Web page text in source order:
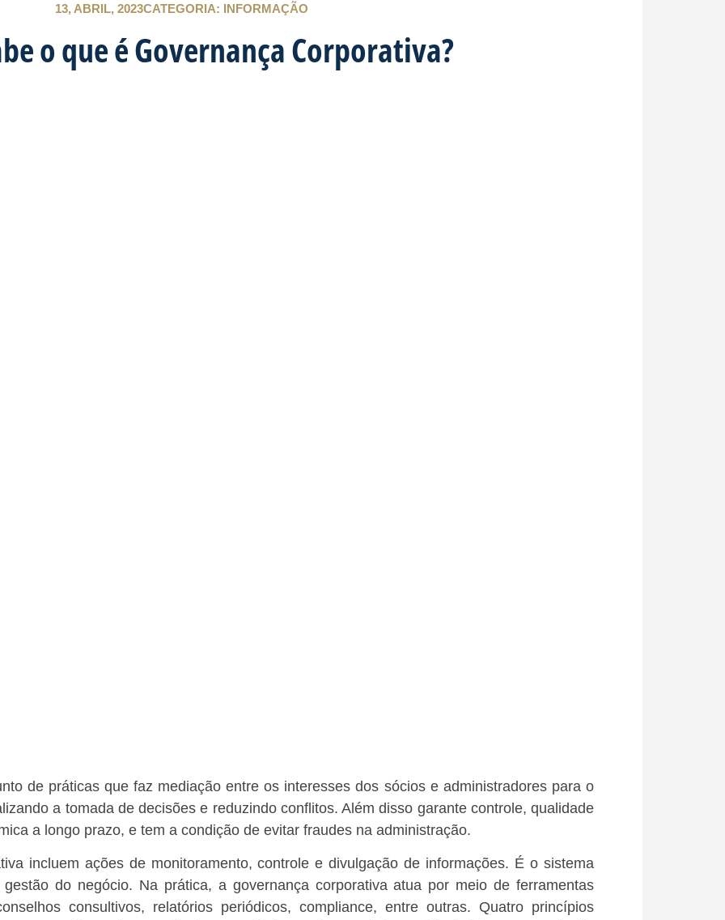
13, ABRIL, 2023CATEGORIA: INFORMAÇÃO
o que é Governança Corporativa?
de práticas que faz mediação entre os interesses dos sócios e administradores para o
a tomada de decisões e reduzindo conflitos. Além disso garante controle, qualidade
a longo prazo, e tem a condição de evitar fraudes na administração.
incluem ações de monitoramento, controle e divulgação de informações. É o sistema
do negócio. Na prática, a governança corporativa atua por meio de ferramentas
consultivos, relatórios periódicos, compliance, entre outras. Quatro princípios